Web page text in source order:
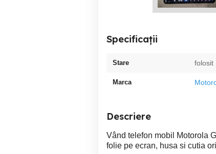
Specificații
Stare folosit
Marca
Descriere
Vând telefon mobil Motorola
folie pe ecran, husa si cutia